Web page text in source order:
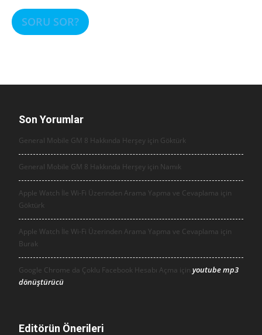
SORU SOR?
Son Yorumlar
General Mobile GM 8 Hakkında Herşey için Göktürk
General Mobile GM 8 Hakkında Herşey için Namık
Apple Watch İle Wi-Fi Üzerinden Arama Yapma ve Cevaplama için
Göktürk
Apple Watch İle Wi-Fi Üzerinden Arama Yapma ve Cevaplama için
Burak
Google Chrome da Çoklu Facebook Hesabı Açma için youtube mp3
dönüştürücü
Editörün Önerileri